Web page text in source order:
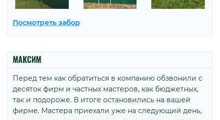
Посмотреть забор
МАКСИМ
Перед тем как обратиться в компанию обзвонили с
десяток фирм и частных мастеров, как бюджетных,
так и подороже. В итоге остановились на вашей
фирме. Мастера приехали уже на следующий день,